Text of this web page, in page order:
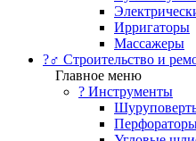
Ирригаторы
Массажеры
?‍♂️ Строительство и
Главное меню
?️ Инструменты